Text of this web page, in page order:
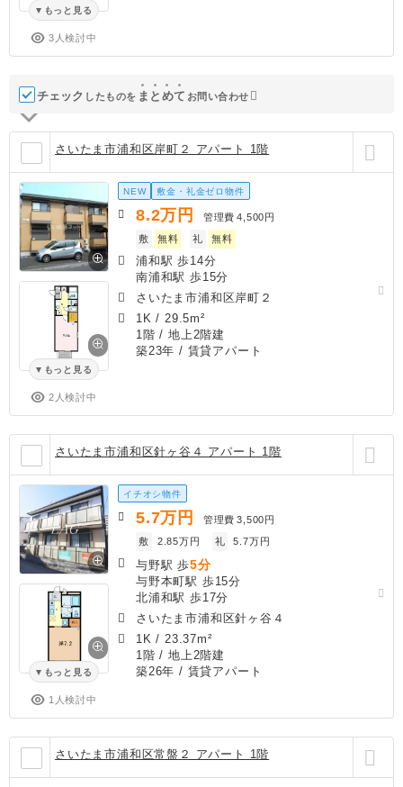
もっと見る
3人検討中
チェック したものを ま と めて お問い合わせ
さいたま市浦和区岸町２ アパート 1階
もっと見る
2人検討中
NEW 敷金・礼金ゼロ物件
8.2万円 管理費 4,500円
敷
無料 礼 無料
浦和駅 歩14分
南浦和駅 歩15分
さいたま市浦和区岸町２
1K / 29.5m²
1階 / 地上2階建
築23年 / 賃貸アパート
さいたま市浦和区針ヶ谷４ アパート 1階
もっと見る
1人検討中
イチオシ物件
5.7万円 管理費 3,500円
敷
2.85万円 礼 5.7万円
与野駅 歩5分
与野本町駅 歩15分
北浦和駅 歩17分
さいたま市浦和区針ヶ谷４
1K / 23.37m²
1階 / 地上2階建
築26年 / 賃貸アパート
さいたま市浦和区常盤２ アパート 1階